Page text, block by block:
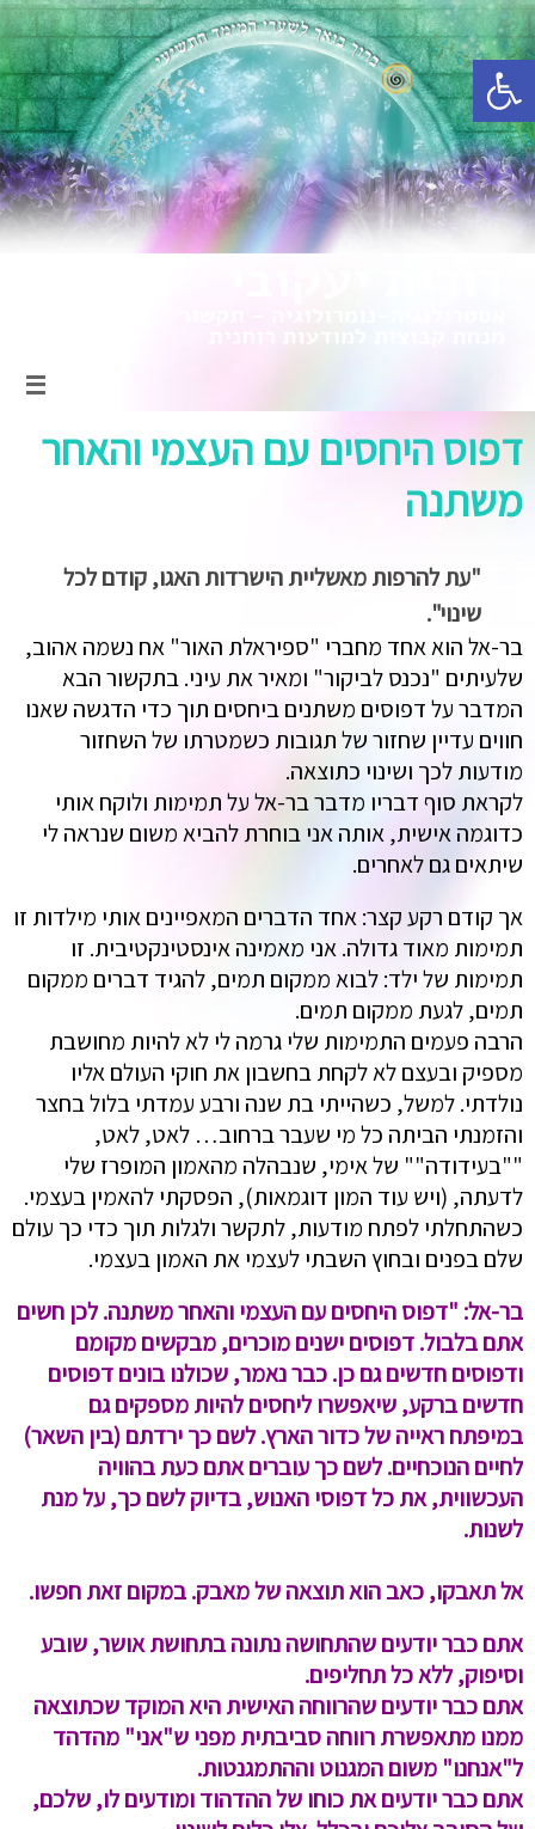
פתח סרגל נגישות
דפוס היחסים עם העצמי והאחר
משתנה
"עת להרפות מאשליית הישרדות האגו, קודם לכל
שינוי".
בר-אל הוא אחד מחברי "ספיראלת האור" אח נשמה אהוב,
שלעיתים "נכנס לביקור" ומאיר את עיני. בתקשור הבא
המדבר על דפוסים משתנים ביחסים תוך כדי הדגשה שאנו
חווים עדיין שחזור של תגובות כשמטרתו של השחזור
מודעות לכך ושינוי כתוצאה.
לקראת סוף דבריו מדבר בר-אל על תמימות ולוקח אותי
כדוגמה אישית, אותה אני בוחרת להביא משום שנראה לי
שיתאים גם לאחרים.
אך קודם רקע קצר: אחד הדברים המאפיינים אותי מילדות זו
תמימות מאוד גדולה. אני מאמינה אינסטינקטיבית. זו
תמימות של ילד: לבוא ממקום תמים, להגיד דברים ממקום
תמים, לגעת ממקום תמים.
הרבה פעמים התמימות שלי גרמה לי לא להיות מחושבת
מספיק ובעצם לא לקחת בחשבון את חוקי העולם אליו
נולדתי. למשל, כשהייתי בת שנה ורבע עמדתי בלול בחצר
והזמנתי הביתה כל מי שעבר ברחוב… לאט, לאט,
""בעידודה"" של אימי, שנבהלה מהאמון המופרז שלי
לדעתה, (ויש עוד המון דוגמאות), הפסקתי להאמין בעצמי.
כשהתחלתי לפתח מודעות, לתקשר ולגלות תוך כדי כך עולם
שלם בפנים ובחוץ השבתי לעצמי את האמון בעצמי.
בר-אל: "דפוס היחסים עם העצמי והאחר משתנה. לכן חשים
אתם בלבול. דפוסים ישנים מוכרים, מבקשים מקומם
ודפוסים חדשים גם כן. כבר נאמר, שכולנו בונים דפוסים
חדשים ברקע, שיאפשרו ליחסים להיות מספקים גם
במיפתח ראייה של כדור הארץ. לשם כך ירדתם (בין השאר)
לחיים הנוכחיים. לשם כך עוברים אתם כעת בהוויה
העכשווית, את כל דפוסי האנוש, בדיוק לשם כך, על מנת
לשנות.
אל תאבקו, כאב הוא תוצאה של מאבק. במקום זאת חפשו.
אתם כבר יודעים שהתחושה נתונה בתחושת אושר, שובע
וסיפוק, ללא כל תחליפים.
אתם כבר יודעים שהרווחה האישית היא המוקד שכתוצאה
ממנו מתאפשרת רווחה סביבתית מפני ש"אני" מהדהד
ל"אנחנו" משום המגנוט וההתמגנטות.
אתם כבר יודעים את כוחו של ההדהוד ומודעים לו, שלכם,